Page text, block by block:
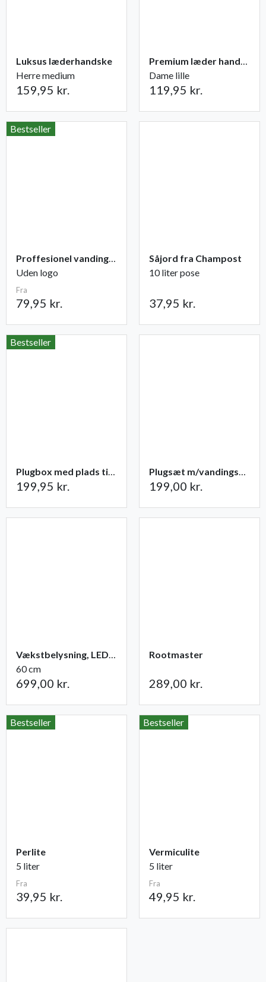
Luksus læderhandske
Herre medium
159,95 kr.
Premium læder handske Flutter
Dame lille
119,95 kr.
Bestseller
Proffesionel vandingspose 100 liter
Uden logo
Fra
79,95 kr.
Såjord fra Champost
10 liter pose
37,95 kr.
Bestseller
Plugbox med plads til 49 planter
199,95 kr.
Plugsæt m/vandingsmåtte 84 celler
199,00 kr.
Vækstbelysning, LED-panel 15 W med adapter
60 cm
699,00 kr.
Rootmaster
289,00 kr.
Bestseller
Perlite
5 liter
Fra
39,95 kr.
Bestseller
Vermiculite
5 liter
Fra
49,95 kr.